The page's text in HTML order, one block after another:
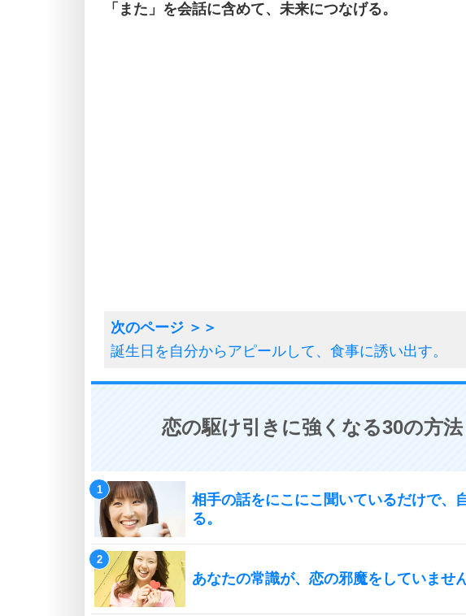
「また」を会話に含めて、未来につなげる。
誕生日を自分からアピールして、食事に誘い出す。
恋の駆け引きに強くなる30の方法
相手の話をにこにこ聞いているだけで、
る。
あなたの常識が、恋の邪魔をしていません